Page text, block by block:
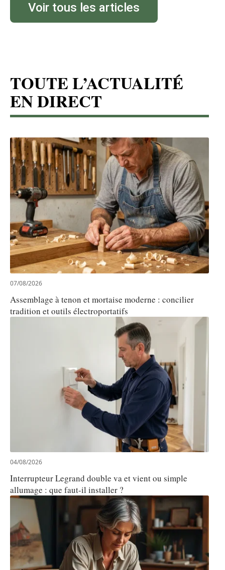
Voir tous les articles
TOUTE L’ACTUALITÉ
EN DIRECT
07/08/2026
Assemblage à tenon et mortaise moderne : concilier
tradition et outils électroportatifs
04/08/2026
Interrupteur Legrand double va et vient ou simple
allumage : que faut-il installer ?